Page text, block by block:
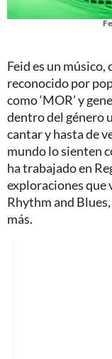
Feid es un
reconocido por
como ‘MOR’ y
dentro del género
cantar y hasta de
mundo lo sienten
ha trabajado en
exploraciones que
Rhythm and
más.